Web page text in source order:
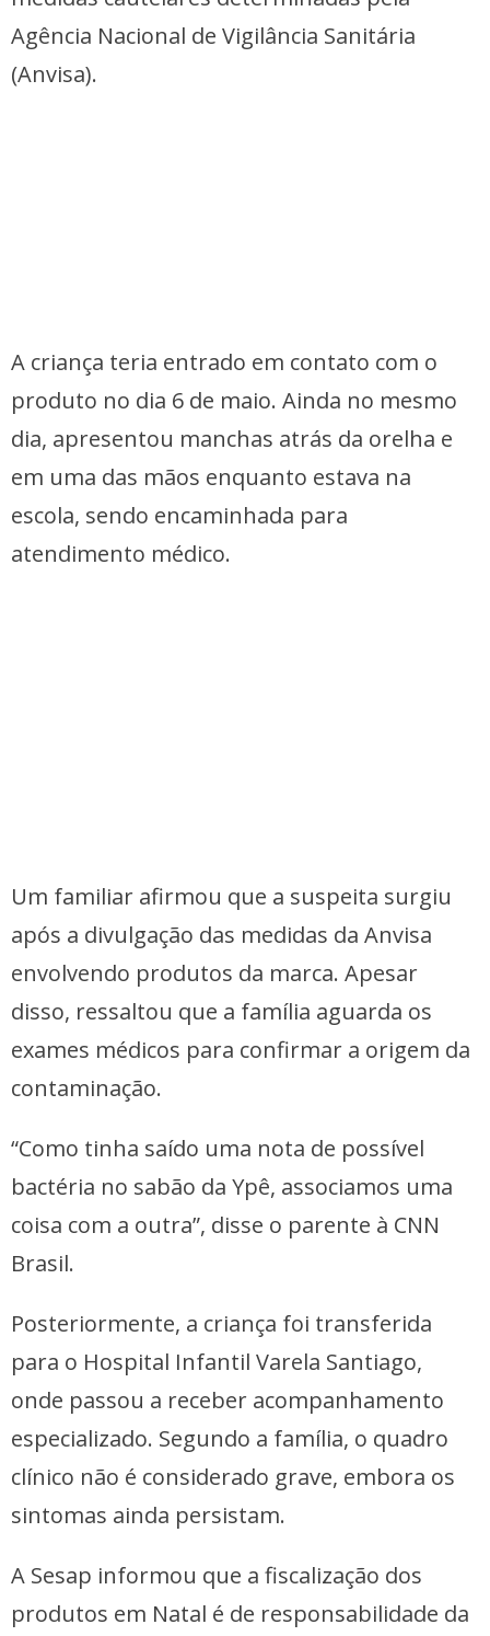
Agência Nacional de Vigilância Sanitária
(Anvisa).
A criança teria entrado em contato com o
produto no dia 6 de maio. Ainda no mesmo
dia, apresentou manchas atrás da orelha e
em uma das mãos enquanto estava na
escola, sendo encaminhada para
atendimento médico.
Um familiar afirmou que a suspeita surgiu
após a divulgação das medidas da Anvisa
envolvendo produtos da marca. Apesar
disso, ressaltou que a família aguarda os
exames médicos para confirmar a origem da
contaminação.
“Como tinha saído uma nota de possível
bactéria no sabão da Ypê, associamos uma
coisa com a outra”, disse o parente à CNN
Brasil.
Posteriormente, a criança foi transferida
para o Hospital Infantil Varela Santiago,
onde passou a receber acompanhamento
especializado. Segundo a família, o quadro
clínico não é considerado grave, embora os
sintomas ainda persistam.
A Sesap informou que a fiscalização dos
produtos em Natal é de responsabilidade da